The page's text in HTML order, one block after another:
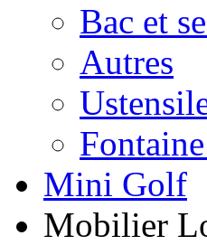
Bac et
Autres
Mini Golf
Mobilier